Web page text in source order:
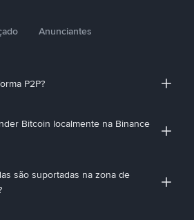
Anunciantes
P2P?
Bitcoin localmente na Binance
são suportadas na zona de